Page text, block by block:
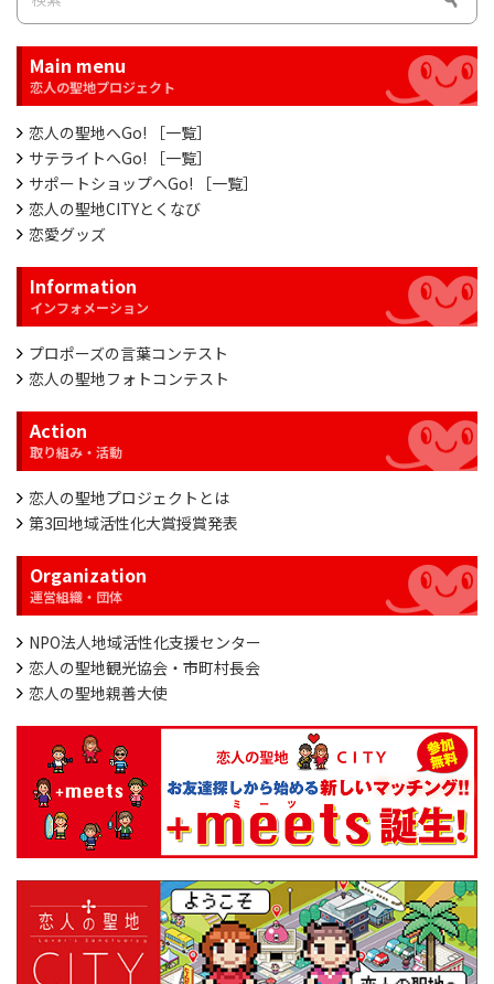
Main menu
恋人の聖地へGo! ［一覧］
サテライトへGo! ［一覧］
サポートショップへGo! ［一覧］
恋人の聖地CITYとくなび
恋愛グッズ
Information
プロポーズの言葉コンテスト
恋人の聖地フォトコンテスト
Action
恋人の聖地プロジェクトとは
第3回地域活性化大賞授賞発表
Organization
NPO法人地域活性化支援センター
恋人の聖地観光協会・市町村長会
恋人の聖地親善大使